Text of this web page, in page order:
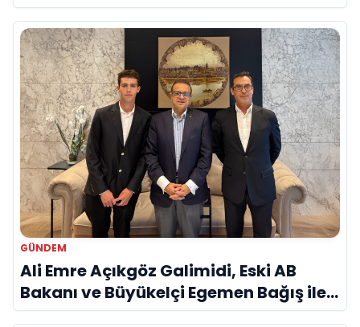
Savunma Sanayinde Küresel Vizyon
Vurgusu
GÜNDEM
Ali Emre Açıkgöz Galimidi, Eski AB
Bakanı ve Büyükelçi Egemen Bağış ile
Bir Araya Geldi